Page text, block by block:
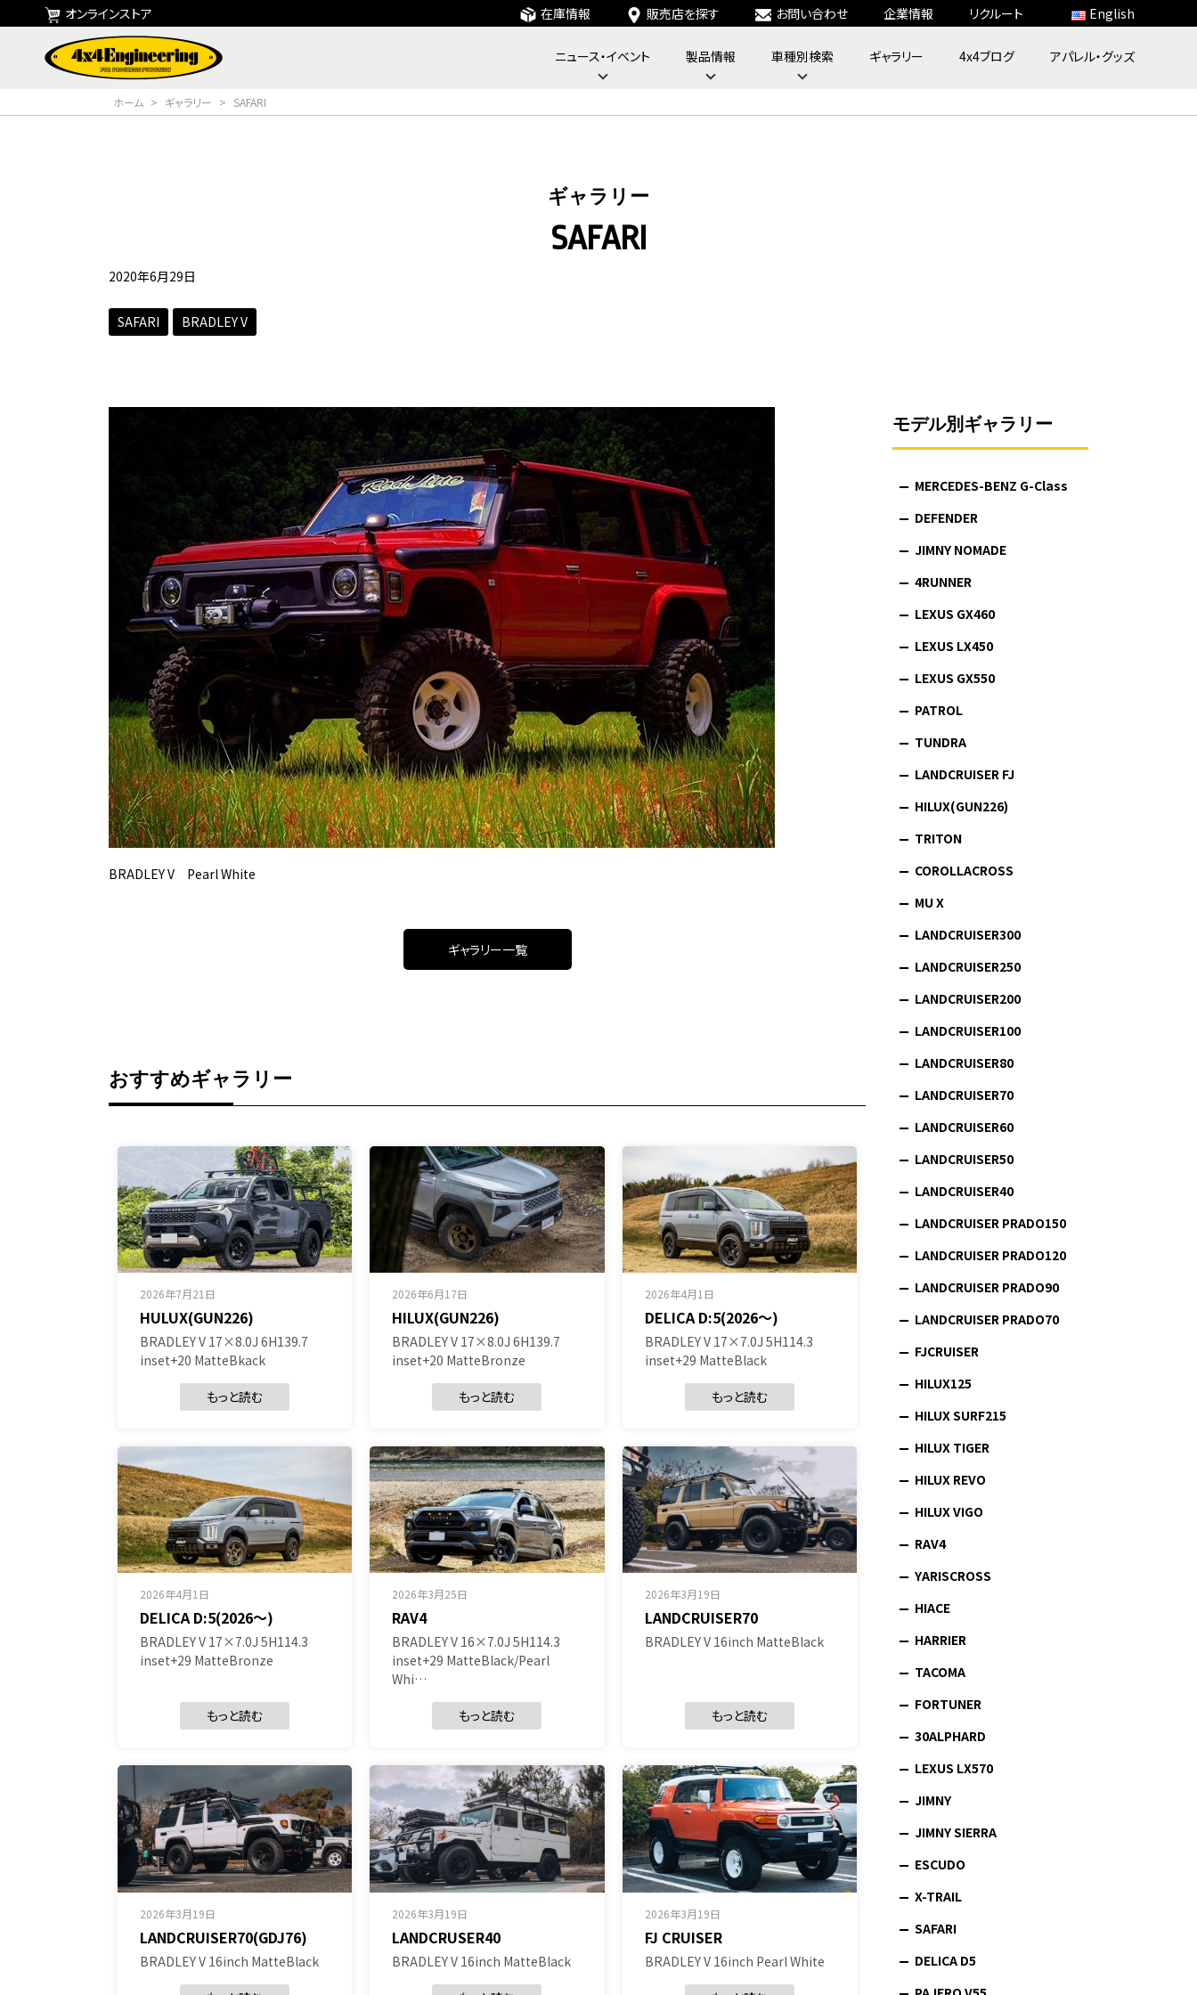
ニュース・イベント 製品情報 車種別検索 ギャラリー 4x4ブログ アパレル・グッズ
オンラインストア 在庫情報 販売店を探す お問い合わせ 企業情報 リクルート English
ホーム > ギャラリー > SAFARI
ギャラリー
SAFARI
2020年6月29日
SAFARI BRADLEY V
BRADLEY V Pearl White
ギャラリー一覧
おすすめギャラリー
2026年7月21日
HULUX(GUN226)
BRADLEY V 17×8.0J 6H139.7
inset+20 MatteBkack
もっと読む
2026年6月17日
HILUX(GUN226)
BRADLEY V 17×8.0J 6H139.7
inset+20 MatteBronze
もっと読む
2026年4月1日
DELICA D:5(2026～)
BRADLEY V 17×7.0J 5H114.3
inset+29 MatteBlack
もっと読む
2026年4月1日
DELICA D:5(2026～)
BRADLEY V 17×7.0J 5H114.3
inset+29 MatteBronze
もっと読む
2026年3月25日
RAV4
BRADLEY V 16×7.0J 5H114.3
inset+29 MatteBlack/Pearl
Whi…
もっと読む
2026年3月19日
LANDCRUISER70
BRADLEY V 16inch MatteBlack
もっと読む
2026年3月19日
LANDCRUISER70(GDJ76)
BRADLEY V 16inch MatteBlack
2026年3月19日
LANDCRUSER40
BRADLEY V 16inch MatteBlack
2026年3月19日
FJ CRUISER
BRADLEY V 16inch Pearl White
モデル別ギャラリー
MERCEDES-BENZ G-Class
DEFENDER
JIMNY NOMADE
4RUNNER
LEXUS GX460
LEXUS LX450
LEXUS GX550
PATROL
TUNDRA
LANDCRUISER FJ
HILUX(GUN226)
TRITON
COROLLACROSS
MU X
LANDCRUISER300
LANDCRUISER250
LANDCRUISER200
LANDCRUISER100
LANDCRUISER80
LANDCRUISER70
LANDCRUISER60
LANDCRUISER50
LANDCRUISER40
LANDCRUISER PRADO150
LANDCRUISER PRADO120
LANDCRUISER PRADO90
LANDCRUISER PRADO70
FJCRUISER
HILUX125
HILUX SURF215
HILUX TIGER
HILUX REVO
HILUX VIGO
RAV4
YARISCROSS
HIACE
HARRIER
TACOMA
FORTUNER
30ALPHARD
LEXUS LX570
JIMNY
JIMNY SIERRA
ESCUDO
X-TRAIL
SAFARI
DELICA D5